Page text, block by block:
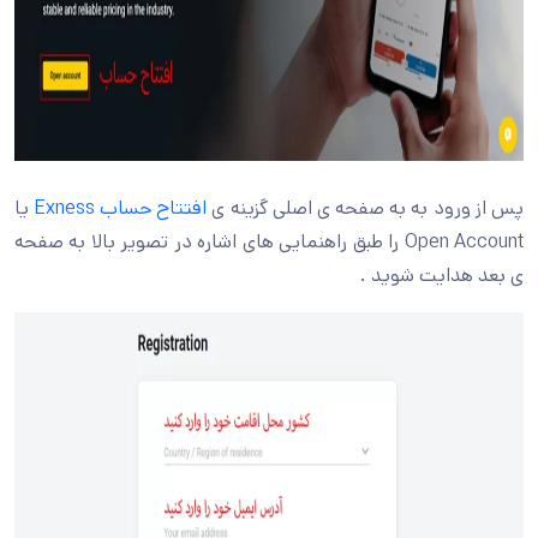
به به صفحه ی اصلی گزینه یافتتاح حساب Exness
یا
Open Account را طبق راهنمایی های اشاره در تصویر بالا به صفحه
شوید .